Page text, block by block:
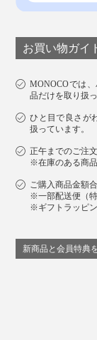
説明書を兼ね
らし、配送を
させた『_go
お買い物ガイ
MONOCOでは
品だけを取り扱
ひと目で良さが
扱っています。
正午までのご注
※在庫のある商品
ご購入商品金額
※一部配送便（
※ギフトラッピ
新商品と会員特典